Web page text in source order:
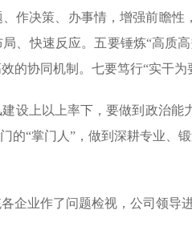
作决策、办事情，增强前瞻
、快速反应。五要锤炼“高质
的协同机制。七要笃行“实干
设上以上率下，要做到政治
的“掌门人”，做到深耕专业
企业作了问题检视，公司领导